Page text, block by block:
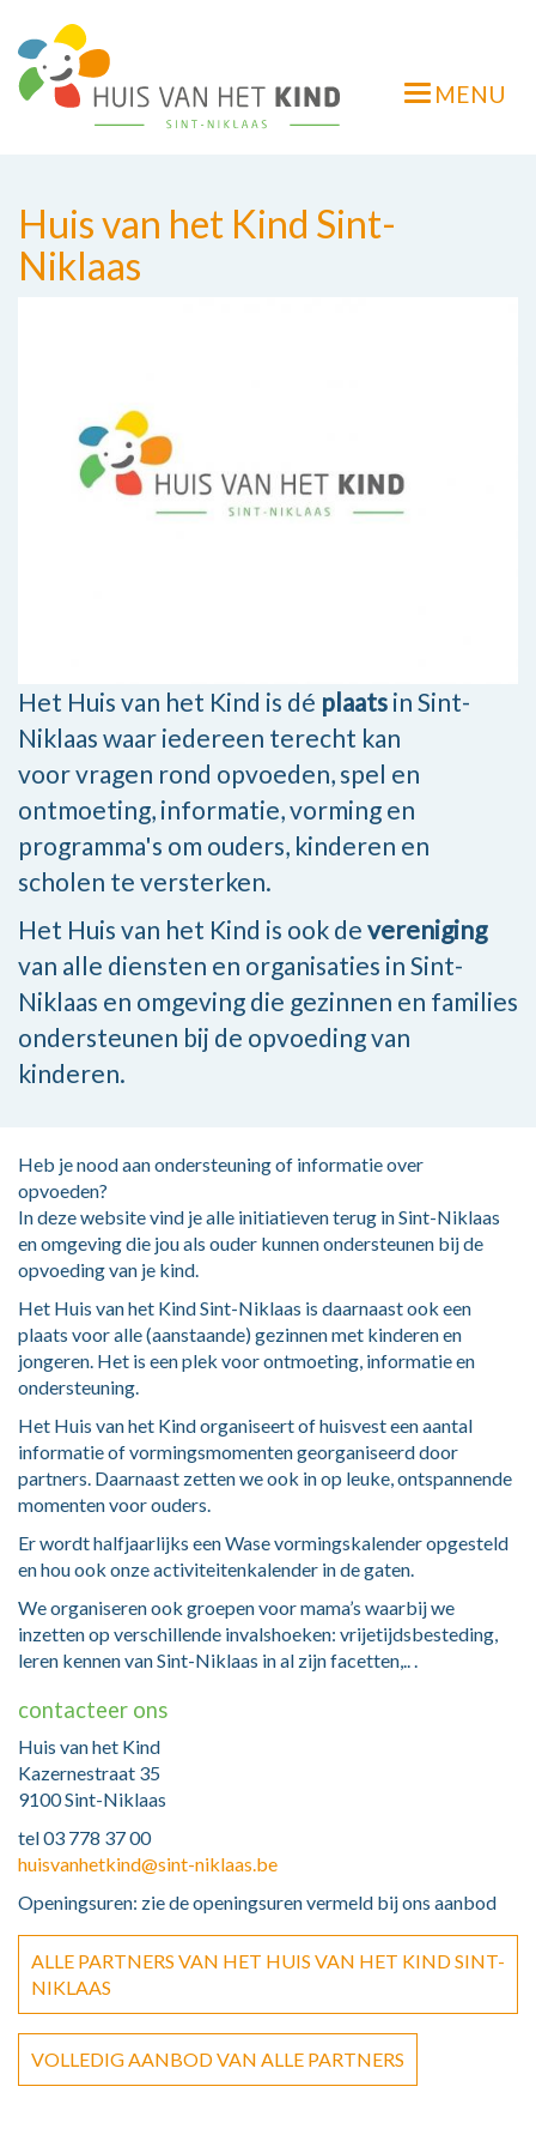
naar
de
Navigatie
MENU
Huis van het Kind Sint-
Niklaas
Het Huis van het Kind is dé plaats in Sint-
Niklaas waar iedereen terecht kan
voor vragen rond opvoeden, spel en
ontmoeting, informatie, vorming en
programma's om ouders, kinderen en
scholen te versterken.
Het Huis van het Kind is ook de vereniging
van alle diensten en organisaties in Sint-
Niklaas en omgeving die gezinnen en families
ondersteunen bij de opvoeding van
kinderen.
Heb je nood aan ondersteuning of informatie over
opvoeden?
In deze website vind je alle initiatieven terug in Sint-Niklaas
en omgeving die jou als ouder kunnen ondersteunen bij de
opvoeding van je kind.
Het Huis van het Kind Sint-Niklaas is daarnaast ook een
plaats voor alle (aanstaande) gezinnen met kinderen en
jongeren. Het is een plek voor ontmoeting, informatie en
ondersteuning.
Het Huis van het Kind organiseert of huisvest een aantal
informatie of vormingsmomenten georganiseerd door
partners. Daarnaast zetten we ook in op leuke, ontspannende
momenten voor ouders.
Er wordt halfjaarlijks een Wase vormingskalender opgesteld
en hou ook onze activiteitenkalender in de gaten.
We organiseren ook groepen voor mama’s waarbij we
inzetten op verschillende invalshoeken: vrijetijdsbesteding,
leren kennen van Sint-Niklaas in al zijn facetten,.. .
contacteer ons
Huis van het Kind
Kazernestraat 35
9100 Sint-Niklaas
tel 03 778 37 00
huisvanhetkind@sint-niklaas.be
Openingsuren: zie de openingsuren vermeld bij ons aanbod
ALLE PARTNERS VAN HET HUIS VAN HET KIND SINT-
NIKLAAS
VOLLEDIG AANBOD VAN ALLE PARTNERS